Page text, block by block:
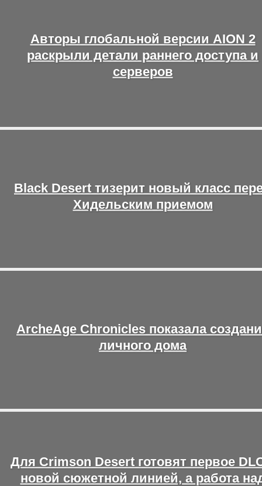
Авторы глобальной версии AION 2
раскрыли детали раннего доступа и
серверов
Black Desert тизерит новый класс
Хидельским приемом
ArcheAge Chronicles показала
личного дома
Для Crimson Desert готовят первое
новой сюжетной линией, а работа